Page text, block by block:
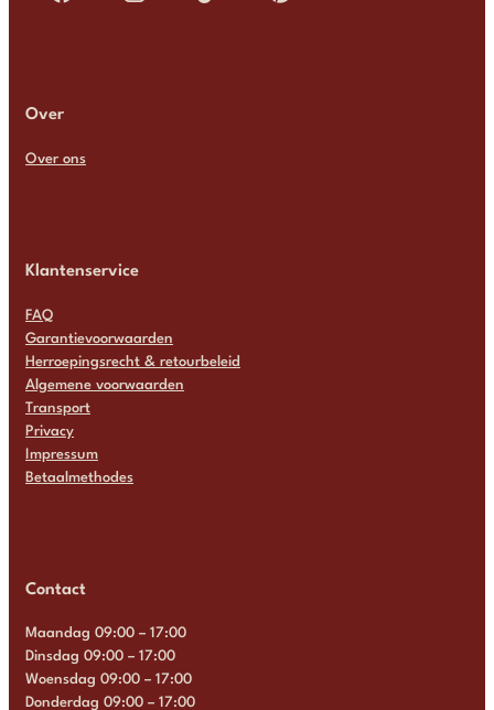
Over
Over ons
Klantenservice
FAQ
Garantievoorwaarden
Herroepingsrecht & retourbeleid
Algemene voorwaarden
Transport
Privacy
Impressum
Betaalmethodes
Contact
Maandag 09:00 – 17:00
Dinsdag 09:00 – 17:00
Woensdag 09:00 – 17:00
Donderdag 09:00 – 17:00